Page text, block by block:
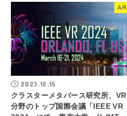
AR
2023.12.15
クラスターメタバース研究所、VR
分野のトップ国際会議「IEEE VR